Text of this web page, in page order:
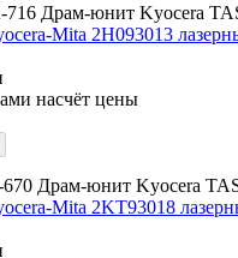
716 Драм-юнит Kyocera
Mita 2H093013
насчёт цены
Драм-юнит Kyocera
Mita 2KT93018